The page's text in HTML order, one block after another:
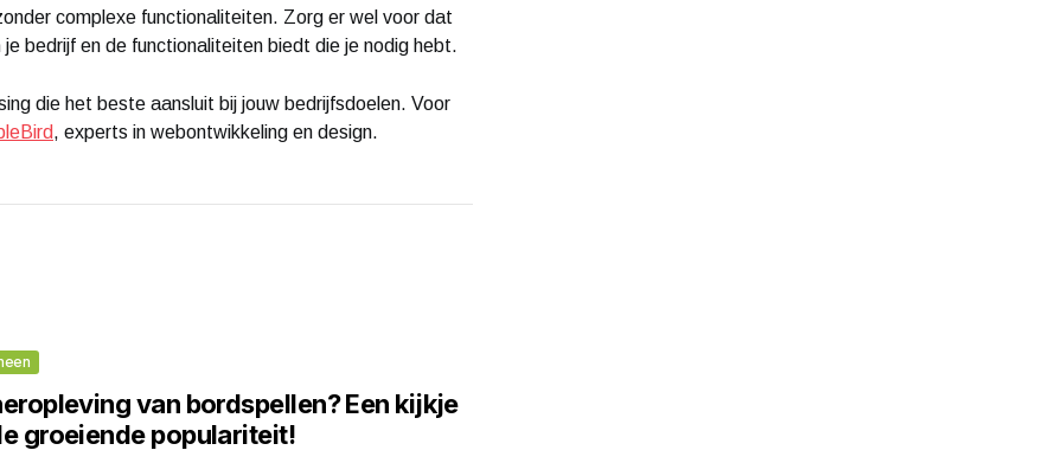
complexe functionaliteiten. Zorg er wel voor dat
bedrijf en de functionaliteiten biedt die je nodig hebt.
die het beste aansluit bij jouw bedrijfsdoelen. Voor
, experts in webontwikkeling en design.
van bordspellen? Een kijkje
groeiende populariteit!